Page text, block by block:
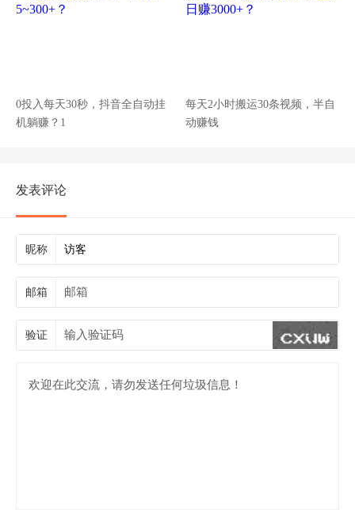
0投入每天30秒，抖音全自动挂
机躺赚？1
每天2小时搬运30条视频，半自
动赚钱
发表评论
昵称
邮箱
验证